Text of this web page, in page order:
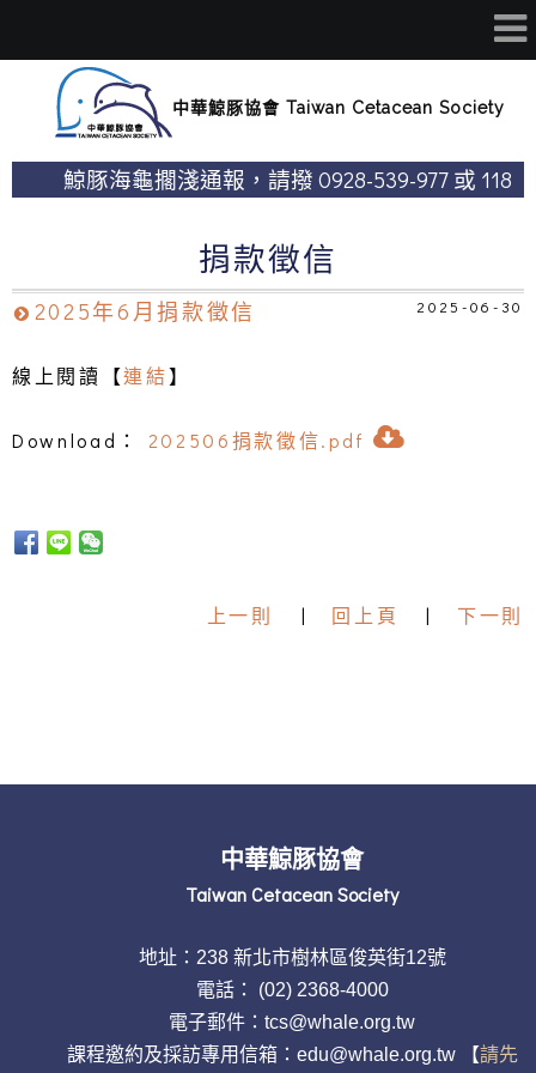
中華鯨豚協會 Taiwan Cetacean Society
鯨豚海龜擱淺通報，請撥 0928-539-977 或 118
鯨豚海龜擱淺通報，請撥 0928-539-977 或 118
海巡專線
捐款徵信
2025-06-30
2025年6月捐款徵信
​線上閱讀【連結】
Download： 202506捐款徵信.pdf
上一則 | 回上頁 | 下一則
中華鯨豚協會
Taiwan Cetacean Society
地址：238 新北市樹林區俊英街12號
電話：
(02) 2368-4000
電子郵件：tcs@whale.org.tw
課程邀約及採訪專用信箱：edu@whale.org.tw 【請先